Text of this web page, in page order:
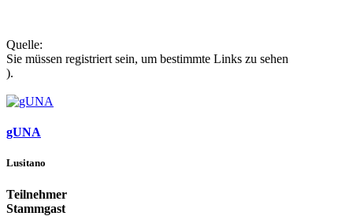
Quelle:
Sie müssen registriert sein, um bestimmte Links zu sehen
).
gUNA
Lusitano
Teilnehmer
Stammgast